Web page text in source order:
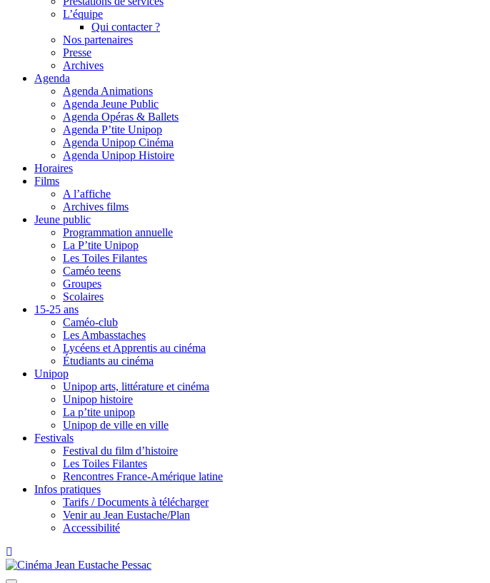
L’équipe
Qui contacter ?
Nos partenaires
Presse
Archives
Agenda
Agenda Animations
Agenda Jeune Public
Agenda Opéras & Ballets
Agenda P’tite Unipop
Agenda Unipop Cinéma
Agenda Unipop Histoire
Horaires
Films
A l’affiche
Archives films
Jeune public
Programmation annuelle
La P’tite Unipop
Les Toiles Filantes
Caméo teens
Groupes
Scolaires
15-25 ans
Caméo-club
Les Ambasstaches
Lycéens et Apprentis au cinéma
Étudiants au cinéma
Unipop
Unipop arts, littérature et cinéma
Unipop histoire
La p’tite unipop
Unipop de ville en ville
Festivals
Festival du film d’histoire
Les Toiles Filantes
Rencontres France-Amérique latine
Infos pratiques
Tarifs / Documents à télécharger
Venir au Jean Eustache/Plan
Accessibilité